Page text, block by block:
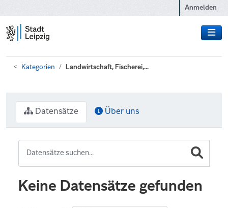
Anmelden
Kategorien Landwirtschaft, Fischerei,...
Datensätze Über uns
Keine Datensätze gefunden